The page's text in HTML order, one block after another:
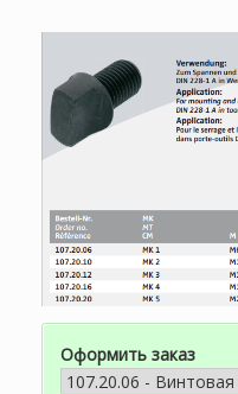
Оформить заказ